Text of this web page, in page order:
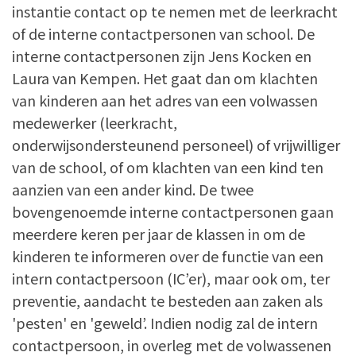
instantie contact op te nemen met de leerkracht
of de interne contactpersonen van school. De
interne contactpersonen zijn Jens Kocken en
Laura van Kempen. Het gaat dan om klachten
van kinderen aan het adres van een volwassen
medewerker (leerkracht,
onderwijsondersteunend personeel) of vrijwilliger
van de school, of om klachten van een kind ten
aanzien van een ander kind. De twee
bovengenoemde interne contactpersonen gaan
meerdere keren per jaar de klassen in om de
kinderen te informeren over de functie van een
intern contactpersoon (IC’er), maar ook om, ter
preventie, aandacht te besteden aan zaken als
'pesten' en 'geweld’. Indien nodig zal de intern
contactpersoon, in overleg met de volwassenen